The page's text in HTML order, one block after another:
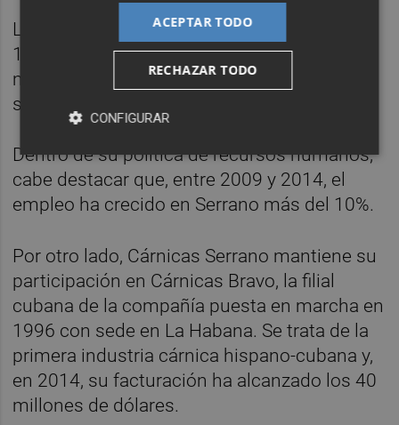
Las inversiones durante 2014 han supuesto
1.100.000 euros, dirigidos principalmente a
maquinaria destinada a productos de libre
servicio y a mejoras en las instalaciones.
Dentro de su política de recursos humanos,
cabe destacar que, entre 2009 y 2014, el
empleo ha crecido en Serrano más del 10%.
Por otro lado, Cárnicas Serrano mantiene su
participación en Cárnicas Bravo, la filial
cubana de la compañía puesta en marcha en
1996 con sede en La Habana. Se trata de la
primera industria cárnica hispano-cubana y,
en 2014, su facturación ha alcanzado los 40
millones de dólares.
ACEPTAR TODO
RECHAZAR TODO
CONFIGURAR